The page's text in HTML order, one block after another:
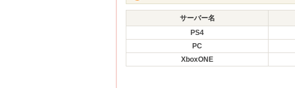
サーバー名
PS4
PC
XboxONE